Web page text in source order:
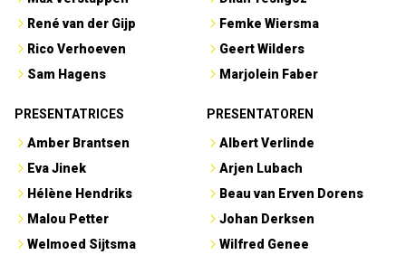
René van der Gijp
Rico Verhoeven
Sam Hagens
Femke Wiersma
Geert Wilders
Marjolein Faber
PRESENTATRICES
Amber Brantsen
Eva Jinek
Hélène Hendriks
Malou Petter
Welmoed Sijtsma
PRESENTATOREN
Albert Verlinde
Arjen Lubach
Beau van Erven Dorens
Johan Derksen
Wilfred Genee